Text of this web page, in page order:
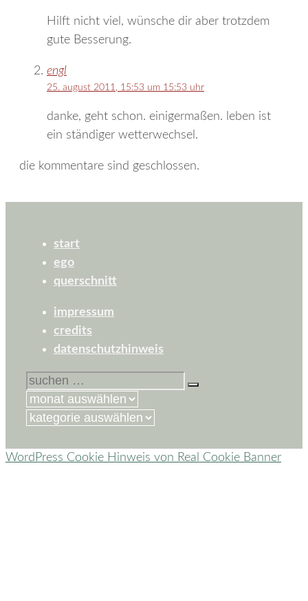
Hilft nicht viel, wünsche dir aber trotzdem
gute Besserung.
engl
25. august 2011, 15:53 um 15:53 uhr
danke, geht schon. einigermaßen. leben ist
ein ständiger wetterwechsel.
die kommentare sind geschlossen.
start
ego
querschnitt
impressum
credits
datenschutzhinweis
suchen
nach:
kategorien
WordPress Cookie Hinweis von Real Cookie Banner